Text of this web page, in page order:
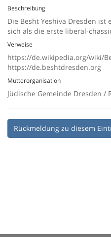
Beschreibung
Die Besht Yeshiva Dresden ist
sich als die erste liberal-
Verweise
https://de.wikipedia.org/wiki/
https://de.beshtdresden.org
Mutterorganisation
Jüdische Gemeinde Dresden /
Rückmeldung zu diesem